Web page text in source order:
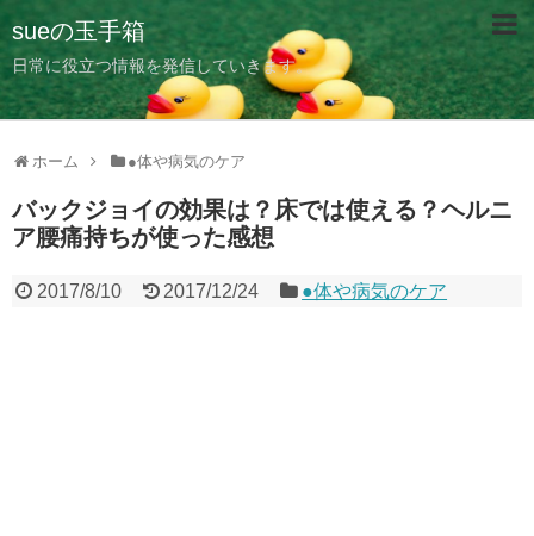
sueの玉手箱
日常に役立つ情報を発信していきます。
ホーム ●体や病気のケア
バックジョイの効果は？床では使える？ヘルニ
ア腰痛持ちが使った感想
2017/8/10 2017/12/24 ●体や病気のケア